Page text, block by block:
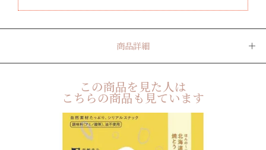
商品詳細
この商品を見た人は
こちらの商品も見ています